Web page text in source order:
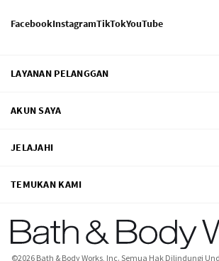
FacebookInstagramTikTokYouTube
LAYANAN PELANGGAN
AKUN SAYA
JELAJAHI
TEMUKAN KAMI
©2026 Bath & Body Works, Inc. Semua Hak Dilindungi